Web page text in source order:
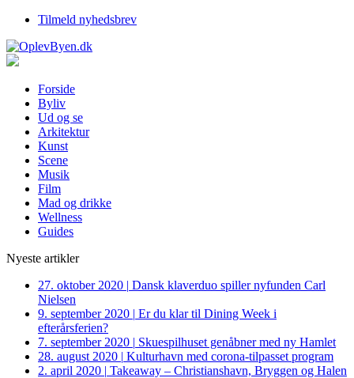
Tilmeld nyhedsbrev
Forside
Byliv
Ud og se
Arkitektur
Kunst
Scene
Musik
Film
Mad og drikke
Wellness
Guides
Nyeste artikler
27. oktober 2020 | Dansk klaverduo spiller nyfunden Carl
Nielsen
9. september 2020 | Er du klar til Dining Week i
efterårsferien?
7. september 2020 | Skuespilhuset genåbner med ny Hamlet
28. august 2020 | Kulturhavn med corona-tilpasset program
2. april 2020 | Takeaway – Christianshavn, Bryggen og Halen